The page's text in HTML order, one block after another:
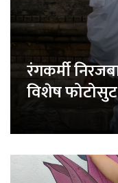
रंगकर्मी
विशेष फोटोसुट